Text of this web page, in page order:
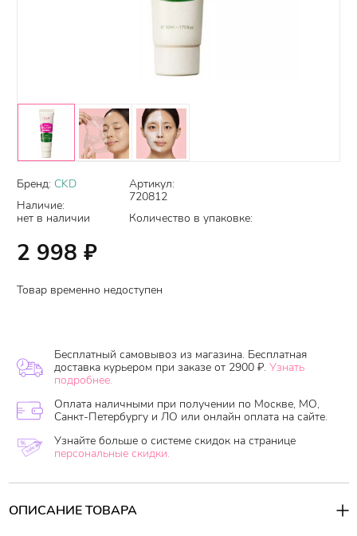
Бренд: CKD
Наличие:
нет в наличии
Артикул:
720812
Количество в упаковке:
2 998 ₽
Товар временно недоступен
Бесплатный самовывоз из магазина. Бесплатная
доставка курьером при заказе от 2900 ₽. Узнать
подробнее.
Оплата наличными при получении по Москве, МО,
Санкт-Петербургу и ЛО или онлайн оплата на сайте.
Узнайте больше о системе скидок на странице
персональные скидки.
ОПИСАНИЕ ТОВАРА